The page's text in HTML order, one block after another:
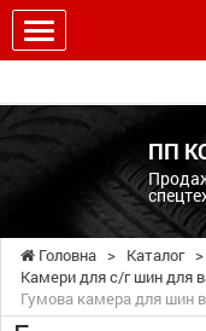
ПП
Головна > Каталог >
Камери для с/г шин для
Гумова камера для шин